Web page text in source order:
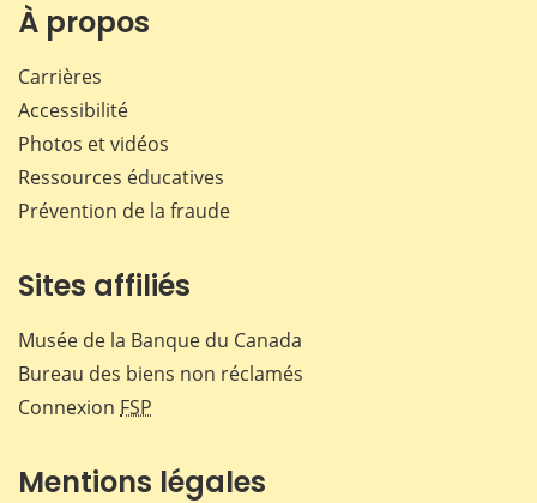
À propos
Carrières
Accessibilité
Photos et vidéos
Ressources éducatives
Prévention de la fraude
Sites affiliés
Musée de la Banque du Canada
Bureau des biens non réclamés
Connexion FSP
Mentions légales